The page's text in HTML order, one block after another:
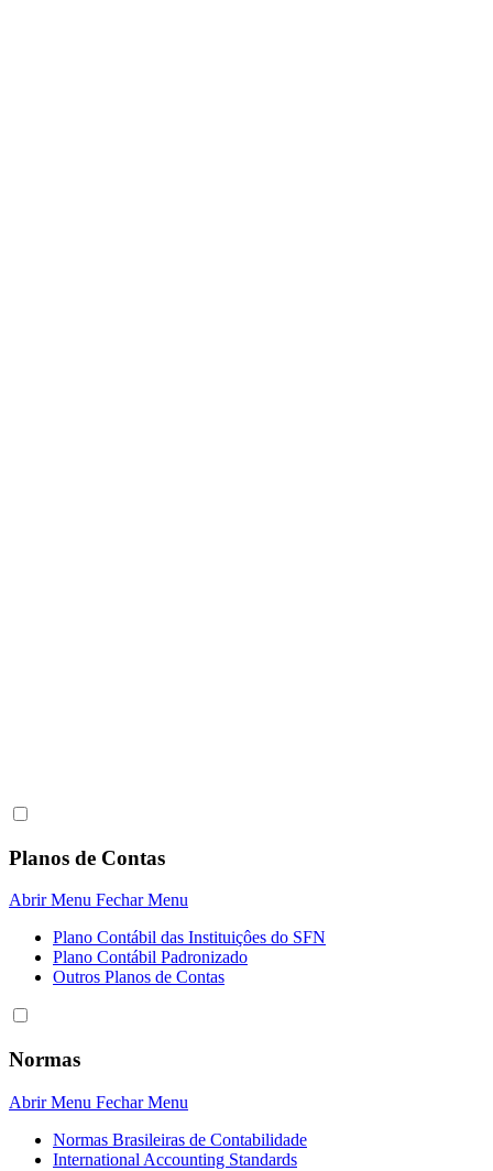
Planos de Contas
Abrir Menu Fechar Menu
Plano Contábil das Instituiçôes do SFN
Plano Contábil Padronizado
Outros Planos de Contas
Normas
Abrir Menu Fechar Menu
Normas Brasileiras de Contabilidade
International Accounting Standards